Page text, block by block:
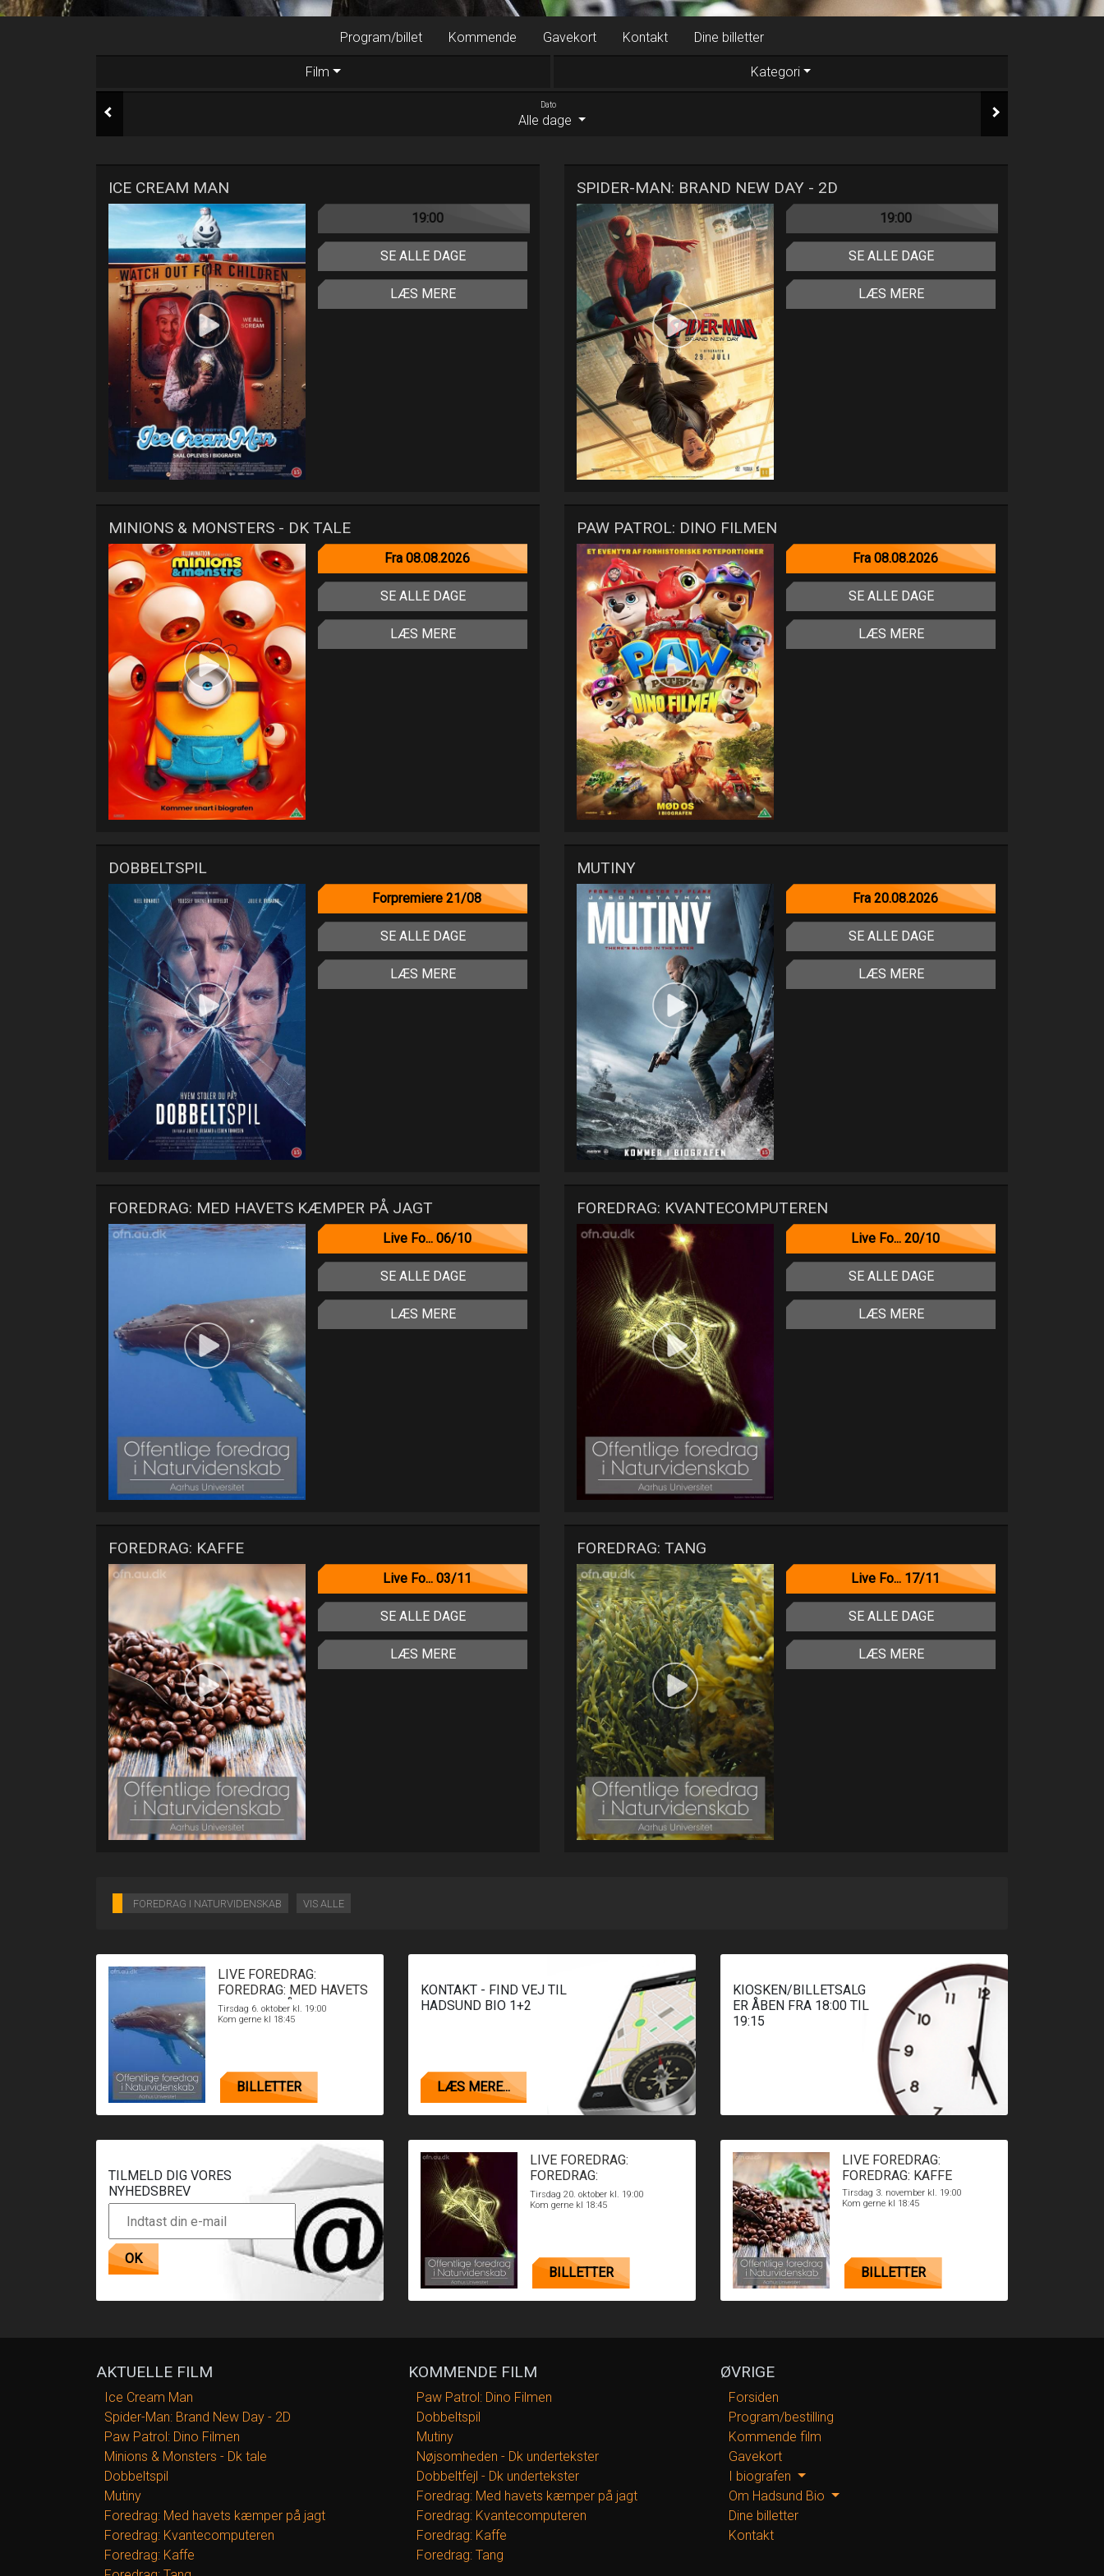
Program/billet Kommende Gavekort Kontakt Dine billetter
Film Kategori
Dato
Alle dage
ICE CREAM MAN
19:00
SE ALLE DAGE
LÆS MERE
SPIDER-MAN: BRAND NEW DAY - 2D
19:00
SE ALLE DAGE
LÆS MERE
MINIONS & MONSTERS - DK TALE
Fra 08.08.2026
SE ALLE DAGE
LÆS MERE
PAW PATROL: DINO FILMEN
Fra 08.08.2026
SE ALLE DAGE
LÆS MERE
DOBBELTSPIL
Forpremiere 21/08
SE ALLE DAGE
LÆS MERE
MUTINY
Fra 20.08.2026
SE ALLE DAGE
LÆS MERE
FOREDRAG: MED HAVETS KÆMPER PÅ JAGT
Live Fo... 06/10
SE ALLE DAGE
LÆS MERE
FOREDRAG: KVANTECOMPUTEREN
Live Fo... 20/10
SE ALLE DAGE
LÆS MERE
FOREDRAG: KAFFE
Live Fo... 03/11
SE ALLE DAGE
LÆS MERE
FOREDRAG: TANG
Live Fo... 17/11
SE ALLE DAGE
LÆS MERE
FOREDRAG I NATURVIDENSKAB VIS ALLE
LIVE FOREDRAG:
FOREDRAG: MED HAVETS
KÆMPER PÅ JAGT
Tirsdag 6. oktober kl. 19:00
Kom gerne kl 18:45
BILLETTER
KONTAKT - FIND VEJ TIL
HADSUND BIO 1+2
LÆS MERE...
KIOSKEN/BILLETSALG
ER ÅBEN FRA 18:00 TIL
19:15
TILMELD DIG VORES
NYHEDSBREV
OK
LIVE FOREDRAG:
FOREDRAG:
KVANTECOMPUTEREN
Tirsdag 20. oktober kl. 19:00
Kom gerne kl 18:45
BILLETTER
LIVE FOREDRAG:
FOREDRAG: KAFFE
Tirsdag 3. november kl. 19:00
Kom gerne kl 18:45
BILLETTER
AKTUELLE FILM
Ice Cream Man
Spider-Man: Brand New Day - 2D
Paw Patrol: Dino Filmen
Minions & Monsters - Dk tale
Dobbeltspil
Mutiny
Foredrag: Med havets kæmper på jagt
Foredrag: Kvantecomputeren
Foredrag: Kaffe
KOMMENDE FILM
Paw Patrol: Dino Filmen
Dobbeltspil
Mutiny
Nøjsomheden - Dk undertekster
Dobbeltfejl - Dk undertekster
Foredrag: Med havets kæmper på jagt
Foredrag: Kvantecomputeren
Foredrag: Kaffe
Foredrag: Tang
ØVRIGE
Forsiden
Program/bestilling
Kommende film
Gavekort
I biografen
Om Hadsund Bio
Dine billetter
Kontakt